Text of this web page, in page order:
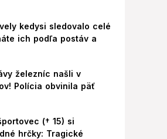
kedysi sledovalo celé
ich podľa postáv a
železníc našli v
Polícia obvinila päť
(† 15) si
hrčky: Tragické